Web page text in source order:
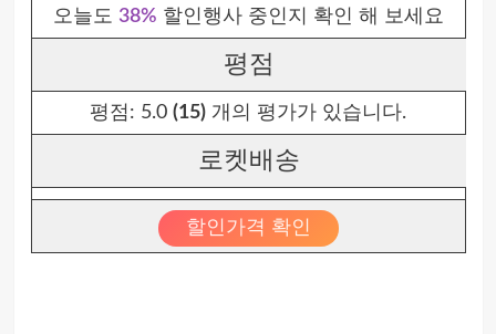
오늘도 38% 할인행사 중인지 확인 해 보세요
평점
평점: 5.0 (15) 개의 평가가 있습니다.
로켓배송
할인가격 확인